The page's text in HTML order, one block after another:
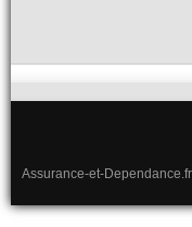
Assurance-et-